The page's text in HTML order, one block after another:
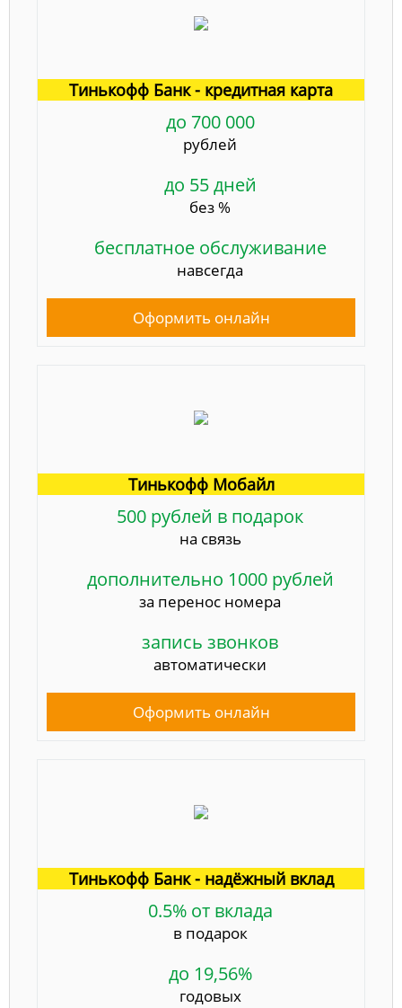
Тинькофф Банк - кредитная карта
до 700 000
рублей
до 55 дней
без %
бесплатное обслуживание
навсегда
Оформить онлайн
Тинькофф Мобайл
500 рублей в подарок
на связь
дополнительно 1000 рублей
за перенос номера
запись звонков
автоматически
Оформить онлайн
Тинькофф Банк - надёжный вклад
0.5% от вклада
в подарок
до 19,56%
годовых